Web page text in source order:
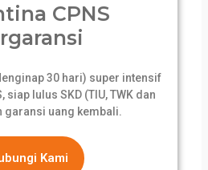
CPNS
30 hari) super intensif
siap lulus SKD (TIU, TWK dan
garansi uang kembali.
Kami